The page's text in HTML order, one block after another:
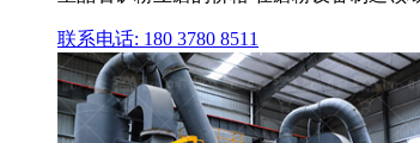
联系电话: 180 3780 8511